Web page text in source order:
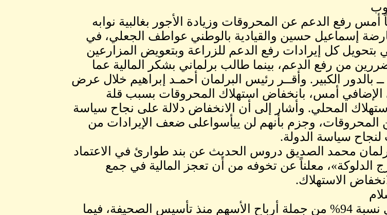
أمس رفع الدعم عن المحروقات وزيادة الأجور بغالبية نوابه
إسماعيل حسين والقيادية بالوطني عواطف الجعلي، في
بتحويل كل إيرادات رفع الدعم للزراعة وبتعويض المزارعين
من رفع الدعم، بينما طالب برلماني بشكر المالية عما
بالدور الكبير. وأقــر رئيس البرلمان أحمـد إبراهيم خلال عرض
الإضافي أمس، بانخفاض استهلاك المحروقات بسبب قلة
المحلي. وأشار إلى أن الانخفاض دلالة على نجاح سياسة
المحروقات، وجزم بأنهم لن ييأسواعلى ضعف الإيرادات من
سياسة الدولة.
محمد الصديق دروس الحديث عن بند طوارئ في الاعتماد
الدلوكة»، معلناً عن تخوفه من أن تعجز المالية في جمع
الاستهلاك.
وأكد أن المبلغ يساوي نسبة 94% من جملة أرباح الأسهم منذ تأسيس الصحيفة، فيما